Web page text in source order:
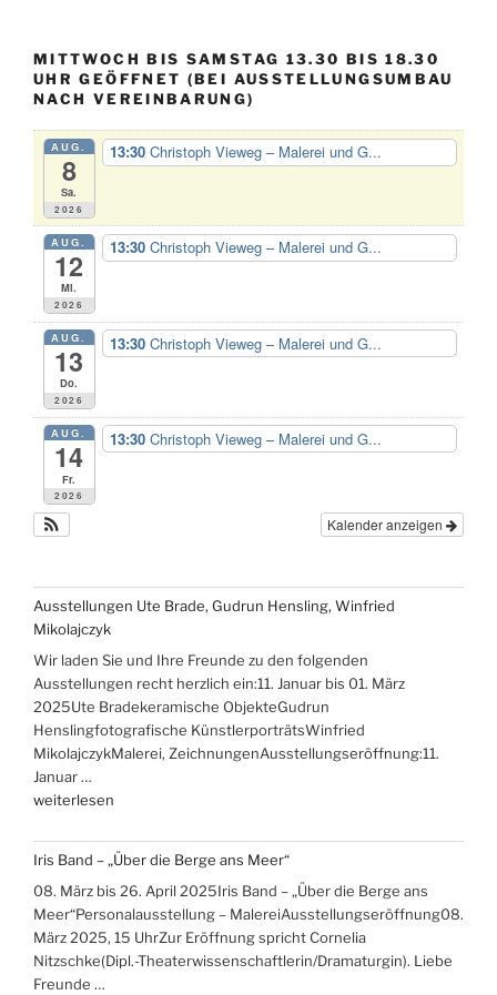
MITTWOCH BIS SAMSTAG 13.30 BIS 18.30
UHR GEÖFFNET (BEI AUSSTELLUNGSUMBAU
NACH VEREINBARUNG)
AUG.
8
Sa.
2026
13:30 Christoph Vieweg – Malerei und G...
AUG.
12
Mi.
2026
13:30 Christoph Vieweg – Malerei und G...
AUG.
13
Do.
2026
13:30 Christoph Vieweg – Malerei und G...
AUG.
14
Fr.
2026
13:30 Christoph Vieweg – Malerei und G...
Kalender anzeigen
Ausstellungen Ute Brade, Gudrun Hensling, Winfried
Mikolajczyk
Wir laden Sie und Ihre Freunde zu den folgenden
Ausstellungen recht herzlich ein:11. Januar bis 01. März
2025Ute Bradekeramische ObjekteGudrun
Henslingfotografische KünstlerporträtsWinfried
MikolajczykMalerei, ZeichnungenAusstellungseröffnung:11.
Januar …
„Ausstellungen
Brade,
Gudrun
Hensling,
Winfried
Mikolajczyk“
weiterlesen
Iris Band – „Über die Berge ans Meer“
08. März bis 26. April 2025Iris Band – „Über die Berge ans
Meer“Personalausstellung – MalereiAusstellungseröffnung08.
März 2025, 15 UhrZur Eröffnung spricht Cornelia
Nitzschke(Dipl.-Theaterwissenschaftlerin/Dramaturgin). Liebe
Freunde …